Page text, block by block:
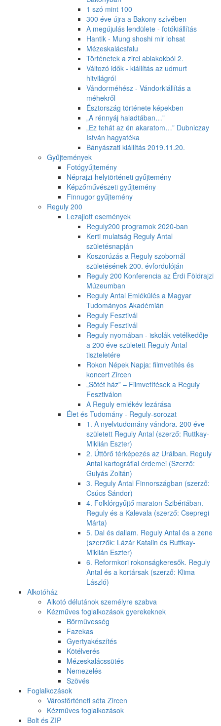
1 szó mint 100
300 éve újra a Bakony szívében
A megújulás lendülete - fotókiállítás
Hantik - Mung shoshi mir lohsat
Mézeskalácsfalu
Történetek a zirci ablakokból 2.
Változó idők - kiállítás az udmurt
hitvilágról
Vándorméhész - Vándorkiállítás a
méhekről
Észtország története képekben
„A rénnyáj haladtában…”
„Ez tehát az én akaratom…” Dubniczay
István hagyatéka
Bányászati kiállítás 2019.11.20.
Gyűjtemények
Fotógyűjtemény
Néprajzi-helytörténeti gyűjtemény
Képzőművészeti gyűjtemény
Finnugor gyűjtemény
Reguly 200
Lezajlott események
Reguly200 programok 2020-ban
Kerti mulatság Reguly Antal
születésnapján
Koszorúzás a Reguly szobornál
születésének 200. évfordulóján
Reguly 200 Konferencia az Érdi Földrajzi
Múzeumban
Reguly Antal Emlékülés a Magyar
Tudományos Akadémián
Reguly Fesztivál
Reguly Fesztivál
Reguly nyomában - iskolák vetélkedője
a 200 éve született Reguly Antal
tiszteletére
Rokon Népek Napja: filmvetítés és
koncert Zircen
„Sötét ház” – Filmvetítések a Reguly
Fesztiválon
A Reguly emlékév lezárása
Élet és Tudomány - Reguly-sorozat
1. A nyelvtudomány vándora. 200 éve
született Reguly Antal (szerző: Ruttkay-
Miklián Eszter)
2. Úttörő térképezés az Urálban. Reguly
Antal kartográfiai érdemei (Szerző:
Gulyás Zoltán)
3. Reguly Antal Finnországban (szerző:
Csúcs Sándor)
4. Folklórgyűjtő maraton Szibériában.
Reguly és a Kalevala (szerző: Csepregi
Márta)
5. Dal és dallam. Reguly Antal és a zene
(szerzők: Lázár Katalin és Ruttkay-
Miklián Eszter)
6. Reformkori rokonságkeresők. Reguly
Antal és a kortársak (szerző: Klima
László)
Alkotóház
Alkotó délutánok személyre szabva
Kézműves foglalkozások gyerekeknek
Bőrművesség
Fazekas
Gyertyakészítés
Kötélverés
Mézeskalácssütés
Nemezelés
Szövés
Foglalkozások
Várostörténeti séta Zircen
Kézműves foglalkozások
Bolt és ZIP